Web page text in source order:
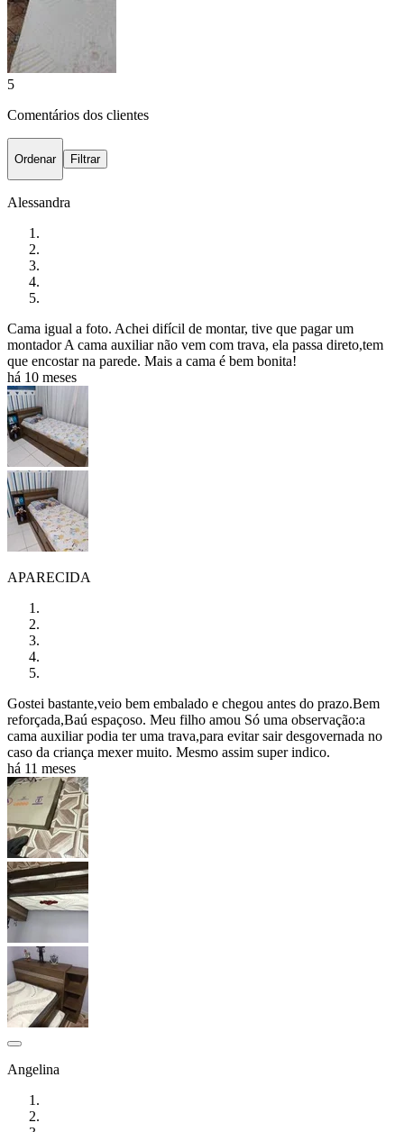
5
Comentários dos clientes
Ordenar Filtrar
Alessandra
Cama igual a foto. Achei difícil de montar, tive que pagar um
montador A cama auxiliar não vem com trava, ela passa direto,tem
que encostar na parede. Mais a cama é bem bonita!
há 10 meses
APARECIDA
Gostei bastante,veio bem embalado e chegou antes do prazo.Bem
reforçada,Baú espaçoso. Meu filho amou Só uma observação:a
cama auxiliar podia ter uma trava,para evitar sair desgovernada no
caso da criança mexer muito. Mesmo assim super indico.
há 11 meses
Angelina